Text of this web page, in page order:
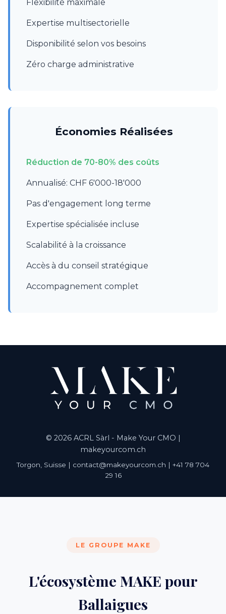
Flexibilité maximale
Expertise multisectorielle
Disponibilité selon vos besoins
Zéro charge administrative
Économies Réalisées
Réduction de 70-80% des coûts
Annualisé: CHF 6'000-18'000
Pas d'engagement long terme
Expertise spécialisée incluse
Scalabilité à la croissance
Accès à du conseil stratégique
Accompagnement complet
© 2026 ACRL Sàrl - Make Your CMO |
makeyourcom.ch
Torgon, Suisse | contact@makeyourcom.ch | +41 78 704
29 16
LE GROUPE MAKE
L'écosystème MAKE pour
Ballaigues